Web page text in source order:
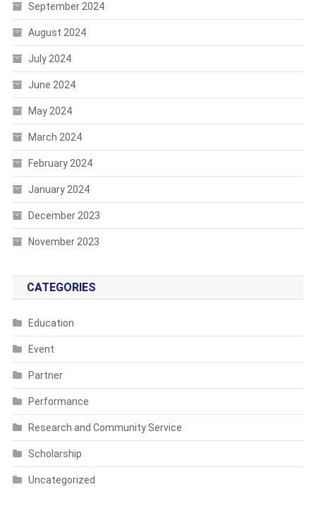
September 2024
August 2024
July 2024
June 2024
May 2024
March 2024
February 2024
January 2024
December 2023
November 2023
CATEGORIES
Education
Event
Partner
Performance
Research and Community Service
Scholarship
Uncategorized